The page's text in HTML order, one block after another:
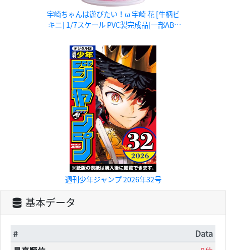
宇崎ちゃんは遊びたい！ω 宇崎 花 [牛柄ビ
キニ] 1/7スケール PVC製完成品[一部ABS
週刊少年ジャンプ 2026年32号
基本データ
#
Data